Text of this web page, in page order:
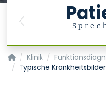
Previous
Klinik für
Klinik
Typische Krankheitsbilder